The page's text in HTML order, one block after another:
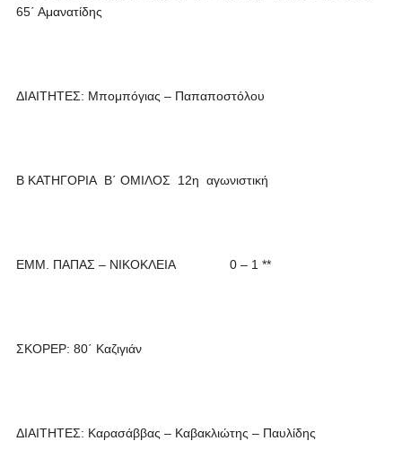
65΄ Αμανατίδης
ΔΙΑΙΤΗΤΕΣ: Μπομπόγιας – Παπαποστόλου
Β ΚΑΤΗΓΟΡΙΑ Β΄ ΟΜΙΛΟΣ 12η αγωνιστική
ΕΜΜ. ΠΑΠΑΣ – ΝΙΚΟΚΛΕΙΑ 0 – 1 **
ΣΚΟΡΕΡ: 80΄ Καζιγιάν
ΔΙΑΙΤΗΤΕΣ: Καρασάββας – Καβακλιώτης – Παυλίδης